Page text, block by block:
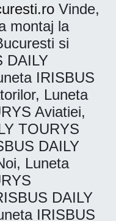
Vinde,
montaj la
si
DAILY
IRISBUS
Luneta
Aviatiei,
TOURYS
DAILY
Luneta
DAILY
IRISBUS